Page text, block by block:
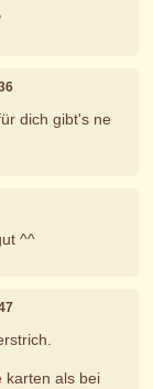
dich gibt's ne
^^
karten als bei